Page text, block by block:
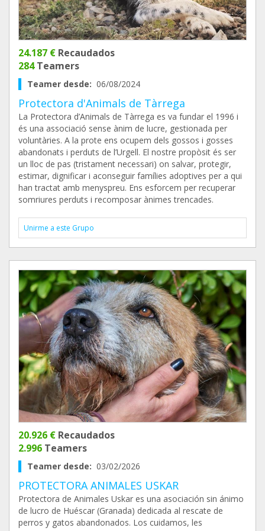
24.187 € Recaudados
284Teamers
Teamer desde: 06/08/2024
Protectora d'Animals de Tàrrega
La Protectora d’Animals de Tàrrega es va fundar el 1996 i
és una associació sense ànim de lucre, gestionada per
voluntàries. A la prote ens ocupem dels gossos i gosses
abandonats i perduts de l’Urgell. El nostre propòsit és ser
un lloc de pas (tristament necessari) on salvar, protegir,
estimar, dignificar i aconseguir famílies adoptives per a qui
han tractat amb menyspreu. Ens esforcem per recuperar
somriures perduts i recomposar ànimes trencades.
Unirme a este Grupo
20.926 € Recaudados
2.996 Teamers
Teamer desde: 03/02/2026
PROTECTORA ANIMALES USKAR
Protectora de Animales Uskar es una asociación sin ánimo
de lucro de Huéscar (Granada) dedicada al rescate de
perros y gatos abandonados. Los cuidamos, les